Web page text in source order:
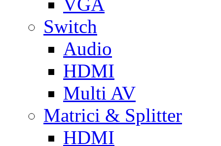
Switch
Audio
HDMI
Multi AV
Matrici & Splitter
HDMI